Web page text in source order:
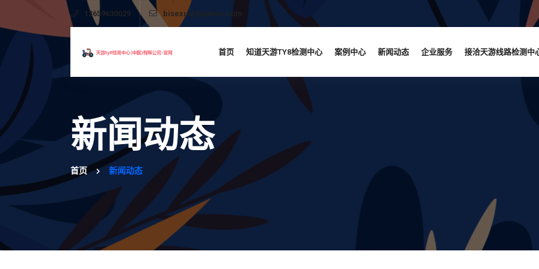
13659630029 bisexual@yahoo.com
首页 知道天游TY8检测中心 案例中心 新闻动态 企业服务 接洽天游线路检测中
新闻动态
首页 新闻动态